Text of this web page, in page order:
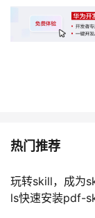
热门推荐
玩转skill，成为
ls快速安装pdf-